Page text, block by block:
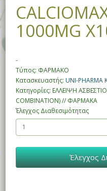
1000MG
-
Τύπος: ΦΑΡΜΑΚΟ
Κατασκευαστής: UNI-
Κατηγορίες: ΕΛΛΕΙΨΗ
COMBINATION) // ΦΑΡΜΑΚΑ
Έλεγχος Διαθεσιμότητας
Έλεγχος